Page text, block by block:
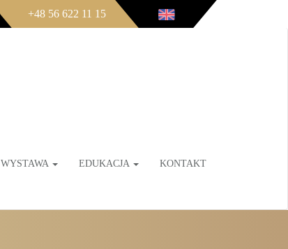
+48 56 622 11 15
WYSTAWA EDUKACJA KONTAKT